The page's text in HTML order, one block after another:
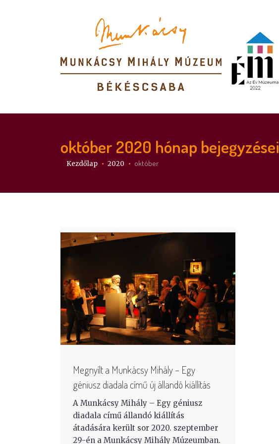
október 2020 hónap bejegyzései
Itt vagy:
Kezdőlap 2020 október
Megnyílt a Munkácsy Mihály – Egy
géniusz diadala című új állandó kiállítás
A Munkácsy Mihály – Egy géniusz
diadala című állandó kiállítás
átadására került sor 2020. szeptember
29-én a Munkácsy Mihály Múzeumban.